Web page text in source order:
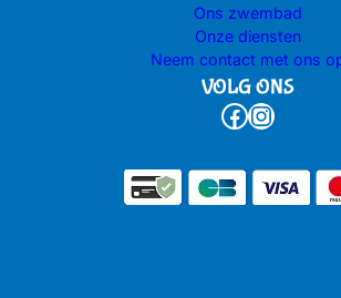
Ons zwembad
Onze diensten
Neem contact met ons
VOLG ONS
Facebook Instagram